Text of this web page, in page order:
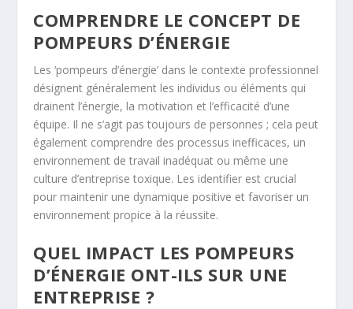
COMPRENDRE LE CONCEPT DE
POMPEURS D’ÉNERGIE
Les ‘pompeurs d’énergie’ dans le contexte professionnel
désignent généralement les individus ou éléments qui
drainent l’énergie, la motivation et l’efficacité d’une
équipe. Il ne s’agit pas toujours de personnes ; cela peut
également comprendre des processus inefficaces, un
environnement de travail inadéquat ou même une
culture d’entreprise toxique. Les identifier est crucial
pour maintenir une dynamique positive et favoriser un
environnement propice à la réussite.
QUEL IMPACT LES POMPEURS
D’ÉNERGIE ONT-ILS SUR UNE
ENTREPRISE ?